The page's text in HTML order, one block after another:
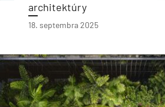
architektúry
18. septembra 2025